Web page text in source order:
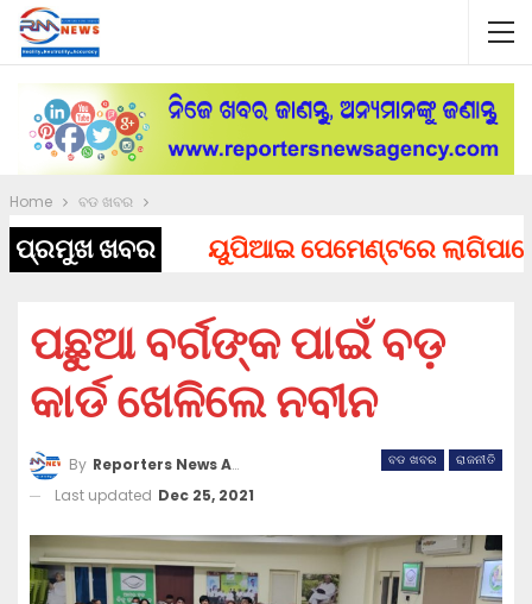
Home ବଡ ଖବର
ପ୍ରମୁଖ ଖବର ୟୁପିଆଇ ପେମେଣ୍ଟରେ ଲାଗିପାରେ
ପଛୁଆ ବର୍ଗଙ୍କ ପାଇଁ ବଡ଼
କାର୍ଡ ଖେଳିଲେ ନବୀନ
ବଡ ଖବର ରାଜନୀତି
By Reporters News Agency
Last updated Dec 25, 2021